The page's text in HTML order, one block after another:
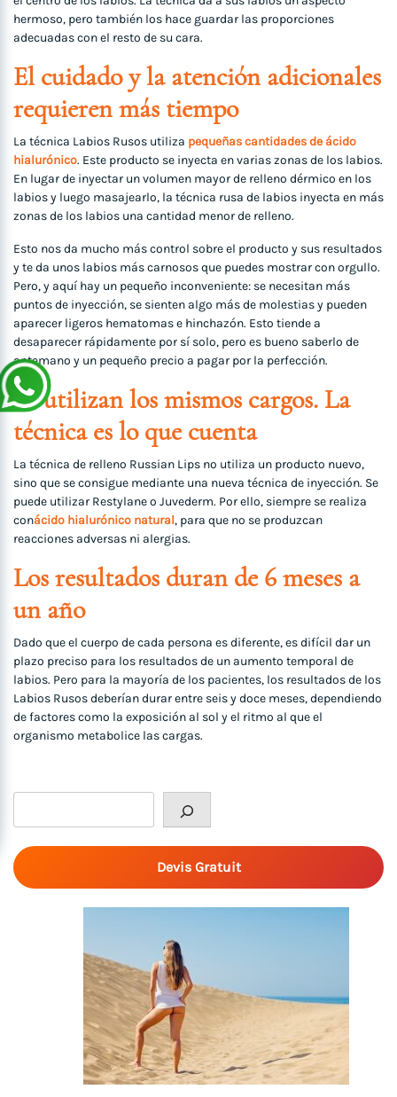
hermoso, pero también los hace guardar las proporciones
adecuadas con el resto de su cara.
El cuidado y la atención adicionales
requieren más tiempo
La técnica Labios Rusos utiliza pequeñas cantidades de ácido
hialurónico. Este producto se inyecta en varias zonas de los labios.
En lugar de inyectar un volumen mayor de relleno dérmico en los
labios y luego masajearlo, la técnica rusa de labios inyecta en más
zonas de los labios una cantidad menor de relleno.
Esto nos da mucho más control sobre el producto y sus resultados
y te da unos labios más carnosos que puedes mostrar con orgullo.
Pero, y aquí hay un pequeño inconveniente: se necesitan más
puntos de inyección, se sienten algo más de molestias y pueden
aparecer ligeros hematomas e hinchazón. Esto tiende a
desaparecer rápidamente por sí solo, pero es bueno saberlo de
antemano y un pequeño precio a pagar por la perfección.
Se utilizan los mismos cargos. La
técnica es lo que cuenta
La técnica de relleno Russian Lips no utiliza un producto nuevo,
sino que se consigue mediante una nueva técnica de inyección. Se
puede utilizar Restylane o Juvederm. Por ello, siempre se realiza
conácido hialurónico natural, para que no se produzcan
reacciones adversas ni alergias.
Los resultados duran de 6 meses a
un año
Dado que el cuerpo de cada persona es diferente, es difícil dar un
plazo preciso para los resultados de un aumento temporal de
labios. Pero para la mayoría de los pacientes, los resultados de los
Labios Rusos deberían durar entre seis y doce meses, dependiendo
de factores como la exposición al sol y el ritmo al que el
organismo metabolice las cargas.
Devis Gratuit